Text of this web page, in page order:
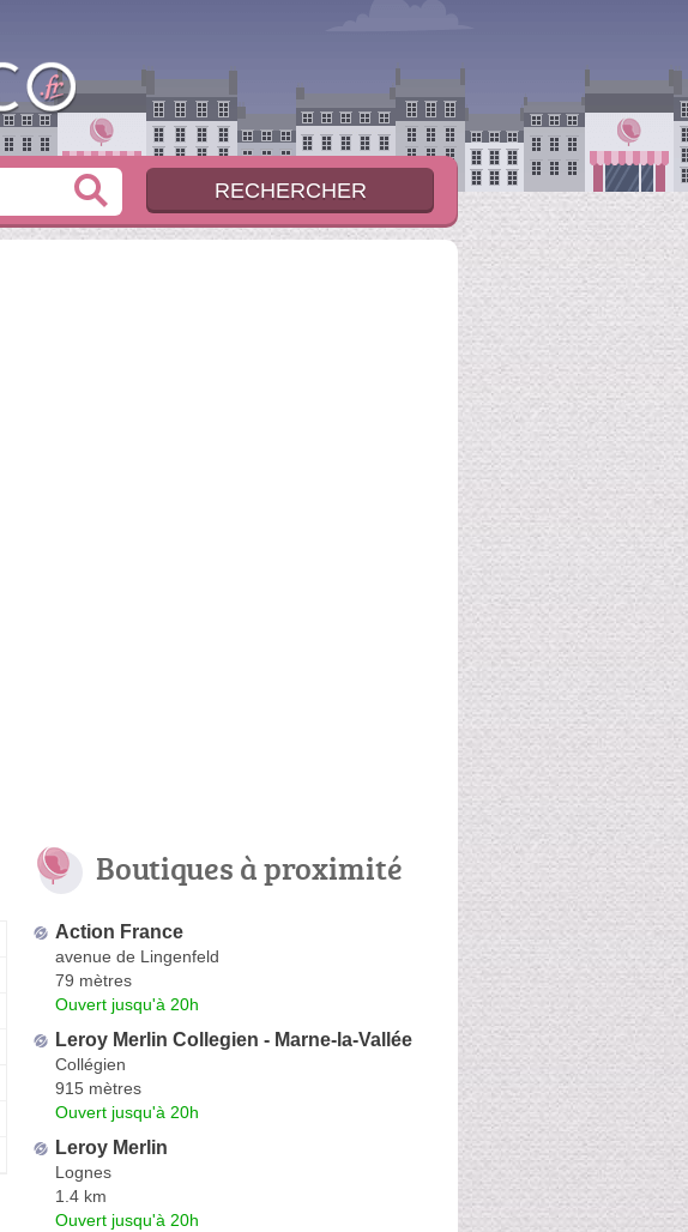
Boutiques à proximité
Action France
avenue de Lingenfeld
79 mètres
Ouvert jusqu'à 20h
Leroy Merlin Collegien - Marne-la-Vallée
Collégien
915 mètres
Ouvert jusqu'à 20h
Leroy Merlin
Lognes
1.4 km
Ouvert jusqu'à 20h